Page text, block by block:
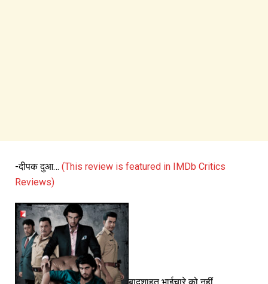
-दीपक दुआ… (This review is featured in IMDb Critics
Reviews)